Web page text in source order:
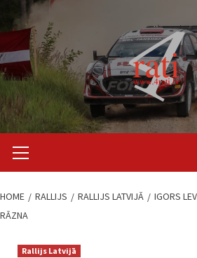
content
Menu
HOME RALLIJS RALLIJS LATVIJĀ
IGORS
RĀZNA
Rallijs Latvijā